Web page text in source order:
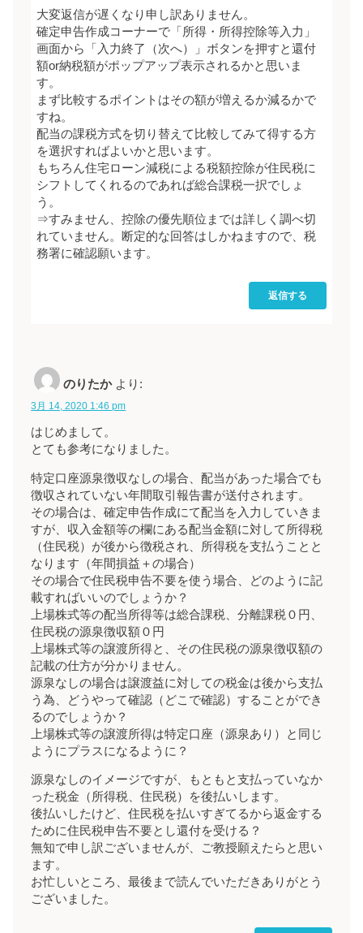
大変返信が遅くなり申し訳ありません。
確定申告作成コーナーで「所得・所得控除等入力」
画面から「入力終了（次へ）」ボタンを押すと還付
額or納税額がポップアップ表示されるかと思いま
す。
まず比較するポイントはその額が増えるか減るかで
すね。
配当の課税方式を切り替えて比較してみて得する方
を選択すればよいかと思います。
もちろん住宅ローン減税による税額控除が住民税に
シフトしてくれるのであれば総合課税一択でしょ
う。
⇒すみません、控除の優先順位までは詳しく調べ切
れていません。断定的な回答はしかねますので、税
務署に確認願います。
返信する
のりたか より:
3月 14, 2020 1:46 pm
はじめまして。
とても参考になりました。
特定口座源泉徴収なしの場合、配当があった場合でも
徴収されていない年間取引報告書が送付されます。
その場合は、確定申告作成にて配当を入力していきま
すが、収入金額等の欄にある配当金額に対して所得税
（住民税）が後から徴税され、所得税を支払うことと
なります（年間損益＋の場合）
その場合で住民税申告不要を使う場合、どのように記
載すればいいのでしょうか？
上場株式等の配当所得等は総合課税、分離課税０円、
住民税の源泉徴収額０円
上場株式等の譲渡所得と、その住民税の源泉徴収額の
記載の仕方が分かりません。
源泉なしの場合は譲渡益に対しての税金は後から支払
う為、どうやって確認（どこで確認）することができ
るのでしょうか？
上場株式等の譲渡所得は特定口座（源泉あり）と同じ
ようにプラスになるように？
源泉なしのイメージですが、もともと支払っていなか
った税金（所得税、住民税）を後払いします。
後払いしたけど、住民税を払いすぎてるから返金する
ために住民税申告不要とし還付を受ける？
無知で申し訳ございませんが、ご教授願えたらと思い
ます。
お忙しいところ、最後まで読んでいただきありがとう
ございました。